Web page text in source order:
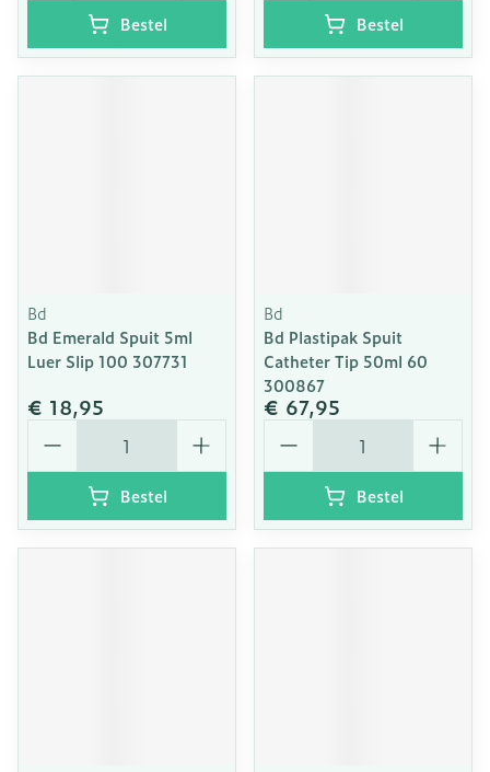
Bestel Bestel
Bd
Bd Emerald Spuit 5ml
Luer Slip 100 307731
€ 18,95
Aantal
Bestel
Bd
Bd Plastipak Spuit
Catheter Tip 50ml 60
300867
€ 67,95
Aantal
Bestel